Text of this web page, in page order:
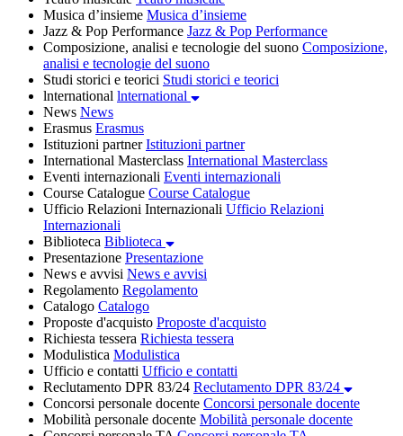
Musica d’insieme Musica d’insieme
Jazz & Pop Performance Jazz & Pop Performance
Composizione, analisi e tecnologie del suono Composizione,
analisi e tecnologie del suono
Studi storici e teorici Studi storici e teorici
lnternational lnternational
News News
Erasmus Erasmus
Istituzioni partner Istituzioni partner
International Masterclass International Masterclass
Eventi internazionali Eventi internazionali
Course Catalogue Course Catalogue
Ufficio Relazioni Internazionali Ufficio Relazioni
Internazionali
Biblioteca Biblioteca
Presentazione Presentazione
News e avvisi News e avvisi
Regolamento Regolamento
Catalogo Catalogo
Proposte d'acquisto Proposte d'acquisto
Richiesta tessera Richiesta tessera
Modulistica Modulistica
Ufficio e contatti Ufficio e contatti
Reclutamento DPR 83/24 Reclutamento DPR 83/24
Concorsi personale docente Concorsi personale docente
Mobilità personale docente Mobilità personale docente